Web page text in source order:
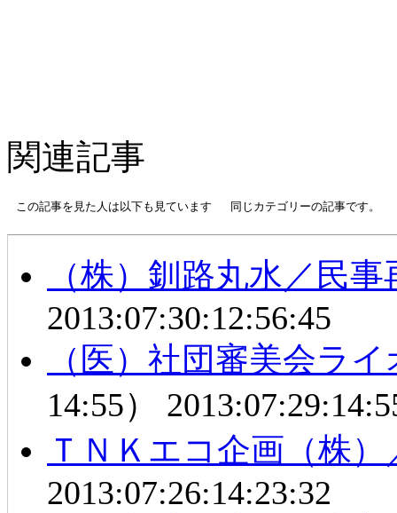
関連記事
この記事を見た人は以下も見ています 同じカテゴリーの記事です。
（株）釧路丸水／民
2013:07:30:12:56:45
（医）社団審美会ラ
14:55）
ＴＮＫエコ企画（株
2013:07:26:14:23:32